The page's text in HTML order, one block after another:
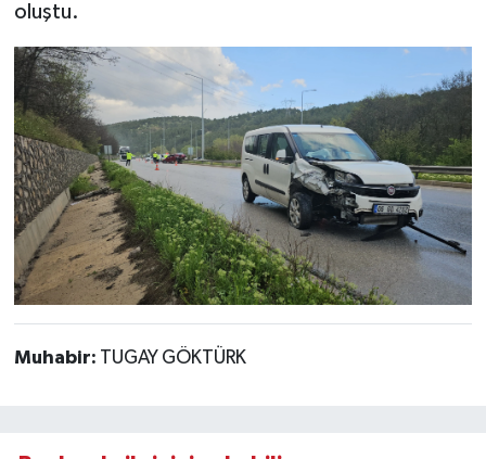
oluştu.
Muhabir: TUGAY GÖKTÜRK